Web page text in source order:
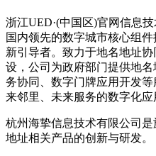
浙江UED·(中国区)官网信息
国内领先的数字城市核心组
新引导者。致力于地名地址
设，公司为政府部门提供地
务协同、数字门牌应用开发
来邻里、未来服务的数字化应
杭州海挚信息技术有限公司
地址相关产品的创新与研发。